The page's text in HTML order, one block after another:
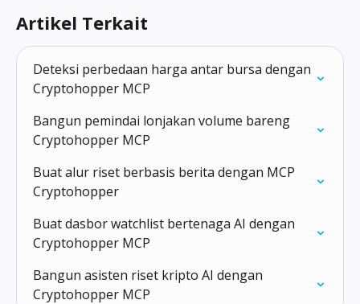
Artikel Terkait
Deteksi perbedaan harga antar bursa dengan
Cryptohopper MCP
Bangun pemindai lonjakan volume bareng
Cryptohopper MCP
Buat alur riset berbasis berita dengan MCP
Cryptohopper
Buat dasbor watchlist bertenaga AI dengan
Cryptohopper MCP
Bangun asisten riset kripto AI dengan
Cryptohopper MCP